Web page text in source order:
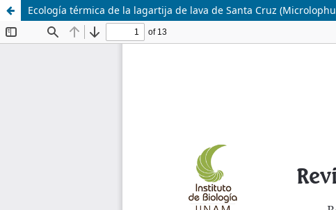
Ecología térmica de la lagartija de lava de Santa Cruz